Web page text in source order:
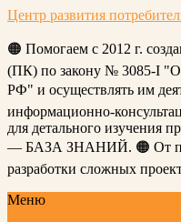
Центр развития
🟠 Помогаем с 2012 г.
(ПК) по закону № 3085-I "О
РФ" и осуществлять им
информационно-
для детального
— БАЗА ЗНАНИЙ. 🟠 От
разработки сложных
Меню